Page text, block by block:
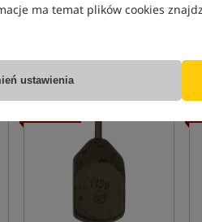
ma temat plików cookies
ustawienia
otrzymujesz 0,11 pkt